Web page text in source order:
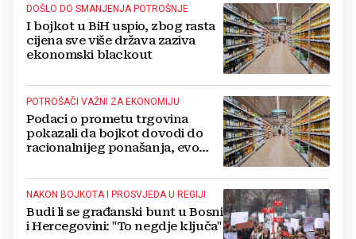
DOŠLO DO SMANJENJA POTROŠNJE
I bojkot u BiH uspio, zbog rasta
cijena sve više država zaziva
ekonomski blackout
POTROŠAČI VAŽNI ZA EKONOMIJU
Podaci o prometu trgovina
pokazali da bojkot dovodi do
racionalnijeg ponašanja, evo
NAKON BOJKOTA I PROSVJEDA U REGIJI
Budi li se građanski bunt u Bosni
i Hercegovini: "To negdje ključa"